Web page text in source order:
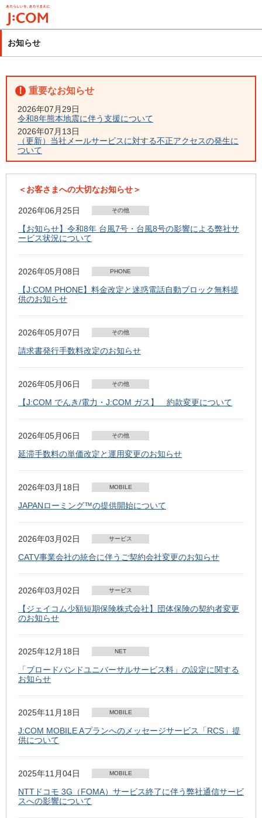
メ
イ
コ
テ
お知らせ
2026年07月29日
令和8年熊本地震に伴う支援について
2026年07月13日
（更新）当社メールサービスに対する不正アクセスの発生に
ついて
＜お客さまへの大切なお知らせ＞
2026年06月25日 その他
【お知らせ】令和8年 台風7号・台風8号の影響による弊社サ
ービス状況について
2026年05月08日 PHONE
【J:COM PHONE】料金改定と迷惑電話自動ブロック無料提
供のお知らせ
2026年05月07日 その他
請求書発行手数料改定のお知らせ
2026年05月06日 その他
【J:COM でんき/電力・J:COM ガス】 約款変更について
2026年05月06日 その他
延滞手数料の単価改定と運用変更のお知らせ
2026年03月18日 MOBILE
JAPANローミング™の提供開始について
2026年03月02日 サービス
CATV事業会社の統合に伴うご契約会社変更のお知らせ
2026年03月02日 サービス
【ジェイコム少額短期保険株式会社】団体保険の契約者変更
のお知らせ
2025年12月18日 NET
「ブロードバンドユニバーサルサービス料」の設定に関する
お知らせ
2025年11月18日 MOBILE
J:COM MOBILE Aプランへのメッセージサービス「RCS」提
供について
2025年11月04日 MOBILE
NTTドコモ 3G（FOMA）サービス終了に伴う弊社通信サービ
スへの影響について